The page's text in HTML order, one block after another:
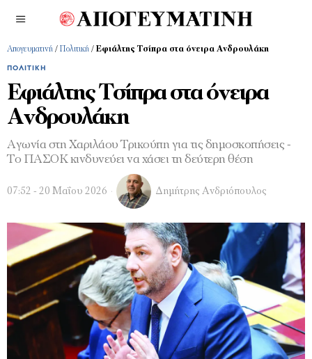
Απογευματινή / Πολιτική / Εφιάλτης Τσίπρα στα όνειρα Ανδρουλάκη
ΠΟΛΙΤΙΚΉ
Εφιάλτης Τσίπρα στα όνειρα
Ανδρουλάκη
Αγωνία στη Χαριλάου Τρικούπη για τις δημοσκοπήσεις -
Το ΠΑΣΟΚ κινδυνεύει να χάσει τη δεύτερη θέση
07:52 - 20 Μαΐου 2026 Δημήτρης Ανδριόπουλος